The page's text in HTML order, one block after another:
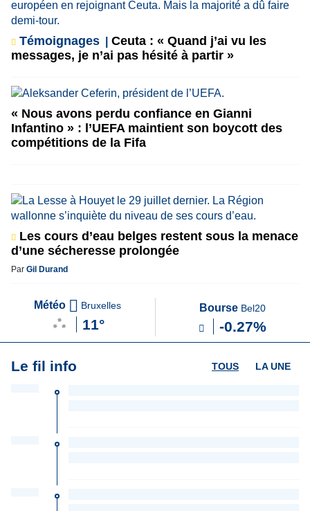
Témoignages
Ceuta : « Quand j’ai vu les
messages, je n’ai pas hésité à partir »
« Nous avons perdu confiance en Gianni
Infantino » : l’UEFA maintient son boycott des
compétitions de la Fifa
Les cours d’eau belges restent sous la menace
d’une sécheresse prolongée
Par Gil Durand
Météo Bruxelles
11°
Bourse Bel20
-0.27%
Le fil info LA UNE
TOUS